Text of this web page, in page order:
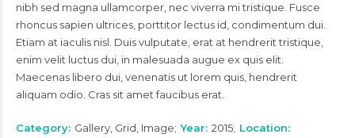
nibh sed magna ullamcorper, nec viverra mi tristique. Fusce
rhoncus sapien ultrices, porttitor lectus id, condimentum dui.
Etiam at iaculis nisl. Duis vulputate, erat at hendrerit tristique,
enim velit luctus dui, in malesuada augue ex quis elit.
Maecenas libero dui, venenatis ut lorem quis, hendrerit
aliquam odio. Cras sit amet faucibus erat.
Category Gallery, Grid, Image Year 2015 Location